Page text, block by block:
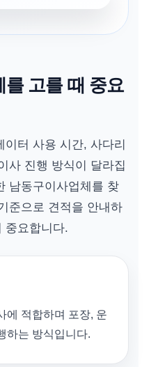
고를 때 중요
이터 사용 시간, 사다리
사 진행 방식이 달라집
남동구이사업체를 찾
준으로 견적을 안내하
중요합니다.
에 적합하며 포장, 운
하는 방식입니다.